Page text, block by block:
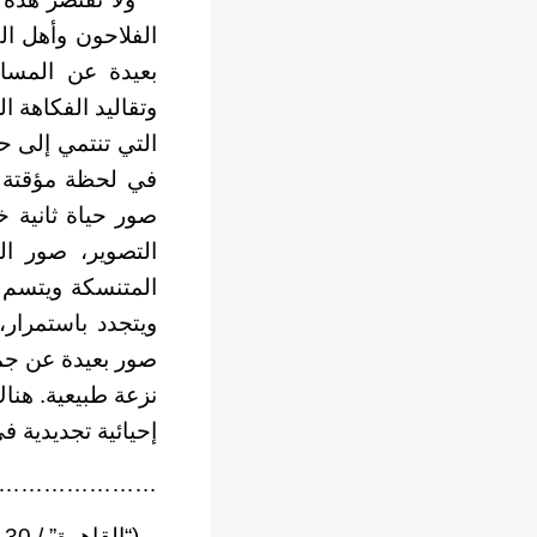
الفلاحون وأهل
بعيدة عن
وتقاليد
التي تنتمي إلى
في لحظة مؤقتة
صور حياة ثانية
التصوير، صور
المتنسكة
ويتجدد
صور بعيدة عن
نزعة طبيعية.
إحيائية